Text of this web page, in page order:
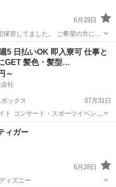
6月29日
管してました。 ご希望の方にお
す
おもちゃ ライオン
5 日払いOK 即入寮可 仕事と
GET 髪色・髪型…
～
社
ックス
07月31日
ト コンサート・スポーツイベン
現場周辺で警備・交通誘導をして
ん、未経験者の方も積極的に採用
...
ィガー
6月28日
40センチ大の大きめのぬいぐるみ ディズニー